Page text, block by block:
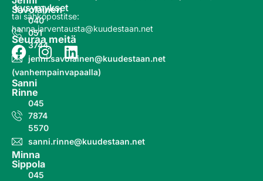
kysymykset
Savolainen
040
051
3744
jenni.savolainen@kuudestaan.net
(vanhempainvapaalla)
Sanni
Rinne
045
7874
5570
sanni.rinne@kuudestaan.net
Minna
Sippola
045
tai sähköpostitse:
hanna.jarventausta@kuudestaan.net
Seuraa meitä